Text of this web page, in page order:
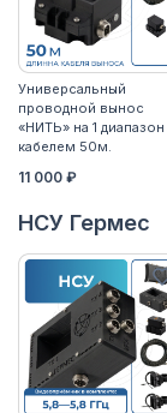
Универсальный
проводной вынос
«НИТЬ» на 1 диапазон
кабелем 50м.
11 000 ₽
НСУ Гермес